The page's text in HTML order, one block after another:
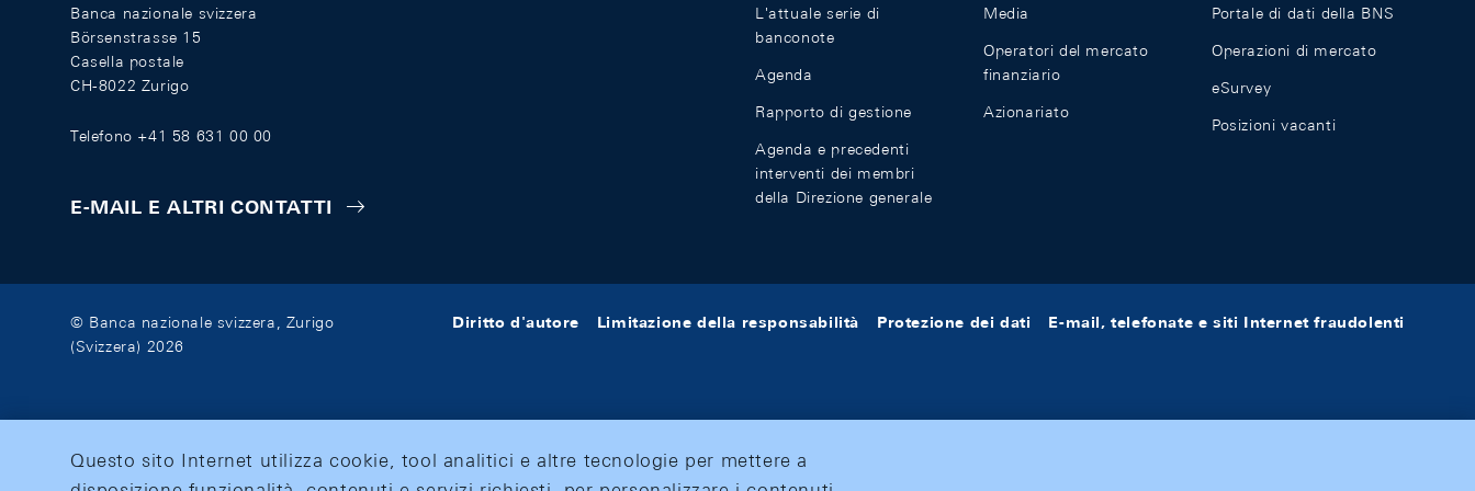
Banca nazionale svizzera
Börsenstrasse 15
Casella postale
CH-8022 Zurigo
Telefono +41 58 631 00 00
E-MAIL E ALTRI CONTATTI
L'attuale serie di
banconote
Agenda
Rapporto di gestione
Agenda e precedenti
interventi dei membri
della Direzione generale
Media
Operatori del mercato
finanziario
Azionariato
Portale di dati della BNS
Operazioni di mercato
eSurvey
Posizioni vacanti
© Banca nazionale svizzera, Zurigo
(Svizzera) 2026
Diritto d'autore Limitazione della responsabilità Protezione dei dati E-mail, telefonate e siti Internet fraudolenti
Questo sito Internet utilizza cookie, tool analitici e altre tecnologie per mettere a